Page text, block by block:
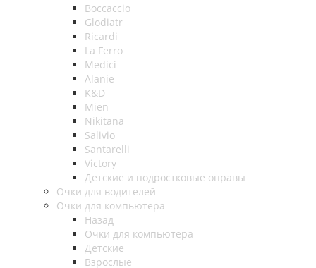
Boccaccio
Glodiatr
Ricardi
La Ferro
Medici
Alanie
K&D
Mien
Nikitana
Salivio
Santarelli
Victory
Детские и подростковые оправы
Очки для водителей
Очки для компьютера
Назад
Очки для компьютера
Детские
Взрослые